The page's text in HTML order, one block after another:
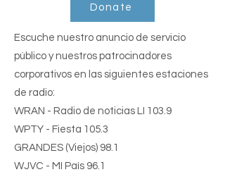
to supporting the homeless
outreach extending into  Nassau
County. Every day, calls come in
from individuals facing housing
crises, including  veterans living on
the streets and families residing in
their cars.
Donate
Escuche nuestro anuncio de servicio
público y nuestros patrocinadores
corporativos en las siguientes estaciones
de radio:
WRAN - Radio de noticias LI 103.9
WPTY - Fiesta 105.3
GRANDES (Viejos) 98.1
WJVC - MI País 96.1